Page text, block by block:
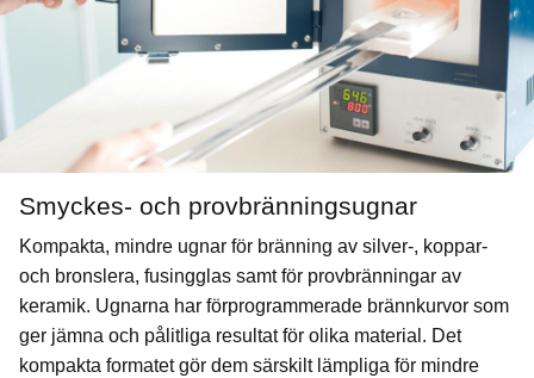
Smyckes- och provbränningsugnar
Kompakta, mindre ugnar för bränning av silver-, koppar-
och bronslera, fusingglas samt för provbränningar av
keramik. Ugnarna har förprogrammerade brännkurvor som
ger jämna och pålitliga resultat för olika material. Det
kompakta formatet gör dem särskilt lämpliga för mindre